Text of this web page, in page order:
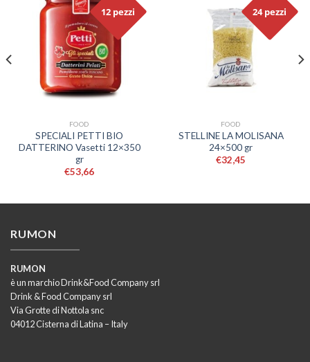
12 pezzi
FOOD
SPECIALI PETTI BIO
DATTERINO Vasetti 12×350
gr
€53,66
24 pezzi
FOOD
STELLINE LA MOLISANA
24×500 gr
€32,45
RUMON
RUMON
è un marchio Drink&Food Company srl
Drink & Food Company srl
Via Grotte di Nottola snc
04012 Cisterna di Latina – Italy